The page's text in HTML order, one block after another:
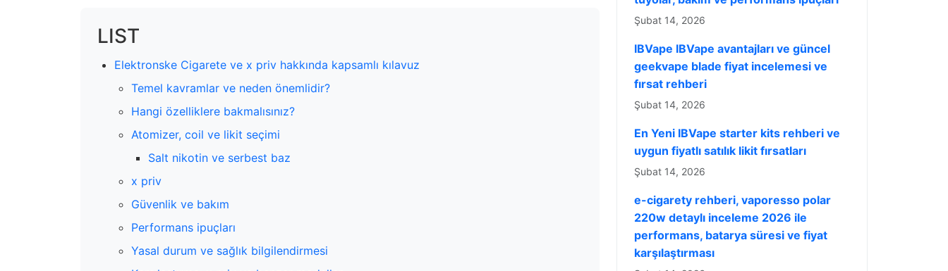
LIST
Elektronske Cigarete ve x priv hakkında kapsamlı kılavuz
Temel kavramlar ve neden önemlidir?
Hangi özelliklere bakmalısınız?
Atomizer, coil ve likit seçimi
Salt nikotin ve serbest baz
x priv
Güvenlik ve bakım
Performans ipuçları
Yasal durum ve sağlık bilgilendirmesi
Şubat 14, 2026
IBVape IBVape avantajları ve güncel
geekvape blade fiyat incelemesi ve
fırsat rehberi
Şubat 14, 2026
En Yeni IBVape starter kits rehberi ve
uygun fiyatlı satılık likit fırsatları
Şubat 14, 2026
e-cigarety rehberi, vaporesso polar
220w detaylı inceleme 2026 ile
performans, batarya süresi ve fiyat
karşılaştırması